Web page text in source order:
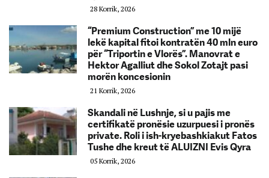
28 Korrik, 2026
“Premium Construction” me 10 mijë
lekë kapital fitoi kontratën 40 mln euro
për “Triportin e Vlorës”. Manovrat e
Hektor Agalliut dhe Sokol Zotajt pasi
morën koncesionin
21 Korrik, 2026
Skandali në Lushnje, si u pajis me
certifikatë pronësie uzurpuesi i pronës
private. Roli i ish-kryebashkiakut Fatos
Tushe dhe kreut të ALUIZNI Evis Qyra
05 Korrik, 2026